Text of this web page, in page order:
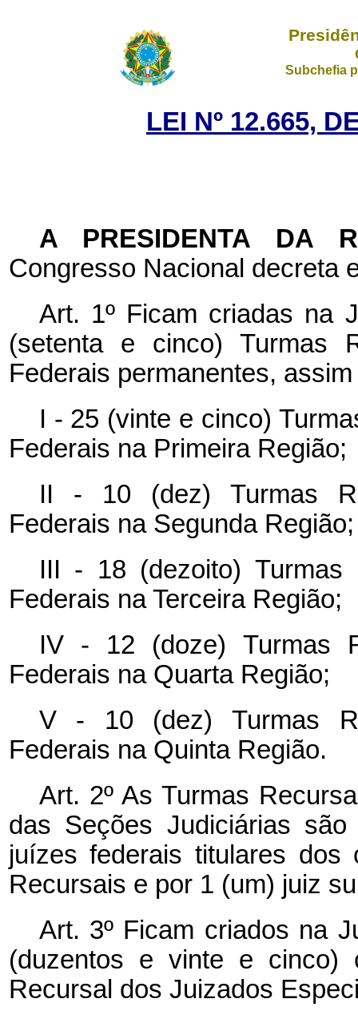
Subchefia
LEI Nº 12.665,
A PRESIDENTA DA
Congresso Nacional decreta
Art. 1º Ficam criadas na
(setenta e cinco) Turmas
Federais permanentes,
I - 25 (vinte e cinco)
Federais na Primeira Região;
II - 10 (dez) Turmas
Federais na Segunda Região;
III - 18 (dezoito) Turmas
Federais na Terceira Região;
IV - 12 (doze) Turmas
Federais na Quarta Região;
V - 10 (dez) Turmas
Federais na Quinta Região.
Art. 2º As Turmas
das Seções Judiciárias
juízes federais titulares
Recursais e por 1 (um) juiz
Art. 3º Ficam criados na
(duzentos e vinte e cinco)
Recursal dos Juizados